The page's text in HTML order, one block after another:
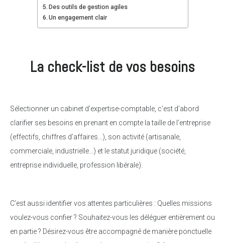
Des outils de gestion agiles
Un engagement clair
La check-list de vos besoins
Sélectionner un cabinet d’expertise-comptable, c’est d’abord
clarifier ses besoins en prenant en compte la taille de l’entreprise
(effectifs, chiffres d’affaires…), son activité (artisanale,
commerciale, industrielle…) et le statut juridique (société,
entreprise individuelle, profession libérale).
C’est aussi identifier vos attentes particulières : Quelles missions
voulez-vous confier ? Souhaitez-vous les déléguer entièrement ou
en partie ? Désirez-vous être accompagné de manière ponctuelle